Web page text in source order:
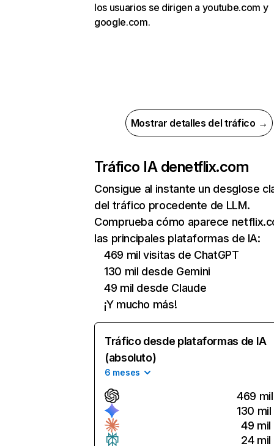
los usuarios se dirigen a youtube.com y
google.com.
Mostrar detalles del tráfico →
Tráfico IA denetflix.com
Consigue al instante un desglose
del tráfico procedente de LLM.
Comprueba cómo aparece
las principales plataformas de IA:
469 mil visitas de ChatGPT
130 mil desde Gemini
49 mil desde Claude
¡Y mucho más!
Tráfico desde plataformas de IA
(absoluto)
6 meses
469 mil
130 mil
49 mil
24 mil